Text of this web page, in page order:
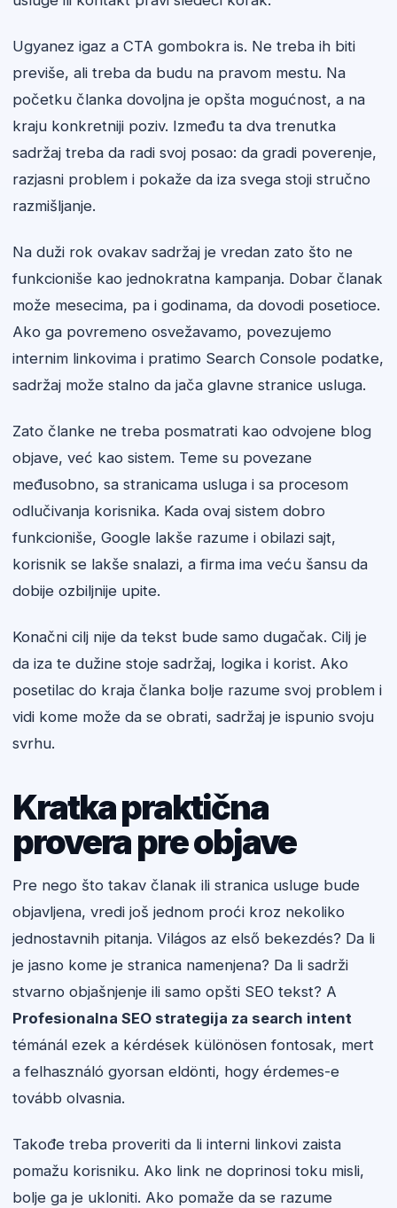
Ugyanez igaz a CTA gombokra is. Ne treba ih biti
previše, ali treba da budu na pravom mestu. Na
početku članka dovoljna je opšta mogućnost, a na
kraju konkretniji poziv. Između ta dva trenutka
sadržaj treba da radi svoj posao: da gradi poverenje,
razjasni problem i pokaže da iza svega stoji stručno
razmišljanje.
Na duži rok ovakav sadržaj je vredan zato što ne
funkcioniše kao jednokratna kampanja. Dobar članak
može mesecima, pa i godinama, da dovodi posetioce.
Ako ga povremeno osvežavamo, povezujemo
internim linkovima i pratimo Search Console podatke,
sadržaj može stalno da jača glavne stranice usluga.
Zato članke ne treba posmatrati kao odvojene blog
objave, već kao sistem. Teme su povezane
međusobno, sa stranicama usluga i sa procesom
odlučivanja korisnika. Kada ovaj sistem dobro
funkcioniše, Google lakše razume i obilazi sajt,
korisnik se lakše snalazi, a firma ima veću šansu da
dobije ozbiljnije upite.
Konačni cilj nije da tekst bude samo dugačak. Cilj je
da iza te dužine stoje sadržaj, logika i korist. Ako
posetilac do kraja članka bolje razume svoj problem i
vidi kome može da se obrati, sadržaj je ispunio svoju
svrhu.
Kratka praktična
provera pre objave
Pre nego što takav članak ili stranica usluge bude
objavljena, vredi još jednom proći kroz nekoliko
jednostavnih pitanja. Világos az első bekezdés? Da li
je jasno kome je stranica namenjena? Da li sadrži
stvarno objašnjenje ili samo opšti SEO tekst? A
Profesionalna SEO strategija za search intent
témánál ezek a kérdések különösen fontosak, mert
a felhasználó gyorsan eldönti, hogy érdemes-e
tovább olvasnia.
Takođe treba proveriti da li interni linkovi zaista
pomažu korisniku. Ako link ne doprinosi toku misli,
bolje ga je ukloniti. Ako pomaže da se razume